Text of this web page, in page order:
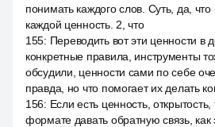
понимать каждого слов. Суть, да,
каждой ценность. 2, что
155: Переводить вот эти ценности в
конкретные правила, инструменты
обсудили, ценности сами по себе
правда, но что помогает их делать
156: Если есть ценность,
формате давать обратную связь, как